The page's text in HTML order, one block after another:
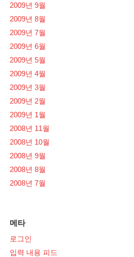
2009년 9월
2009년 8월
2009년 7월
2009년 6월
2009년 5월
2009년 4월
2009년 3월
2009년 2월
2009년 1월
2008년 11월
2008년 10월
2008년 9월
2008년 8월
2008년 7월
메타
로그인
입력 내용 피드